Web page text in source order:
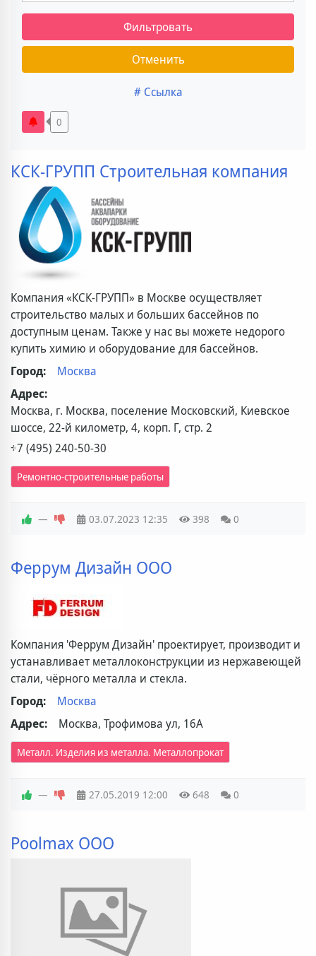
Фильтровать
Отменить
# Ссылка
0
КСК-ГРУПП Строительная компания
Компания «КСК-ГРУПП» в Москве осуществляет
строительство малых и больших бассейнов по
доступным ценам. Также у нас вы можете недорого
купить химию и оборудование для бассейнов.
Город:
Москва
Адрес:
Москва, г. Москва, поселение Московский, Киевское
шоссе, 22-й километр, 4, корп. Г, стр. 2
+7 (495) 240-50-30
Ремонтно-строительные работы
— 03.07.2023 12:35 398 0
Феррум Дизайн ООО
Компания 'Феррум Дизайн' проектирует, производит и
устанавливает металлоконструкции из нержавеющей
стали, чёрного металла и стекла.
Город:
Москва
Адрес:
Москва, Трофимова ул, 16А
Металл. Изделия из металла. Металлопрокат
— 27.05.2019 12:00 648 0
Poolmax ООО